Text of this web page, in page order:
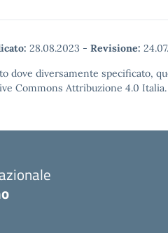
28.08.2023 - Revisione:
dove diversamente specificato,
Commons Attribuzione 4.0 Italia.